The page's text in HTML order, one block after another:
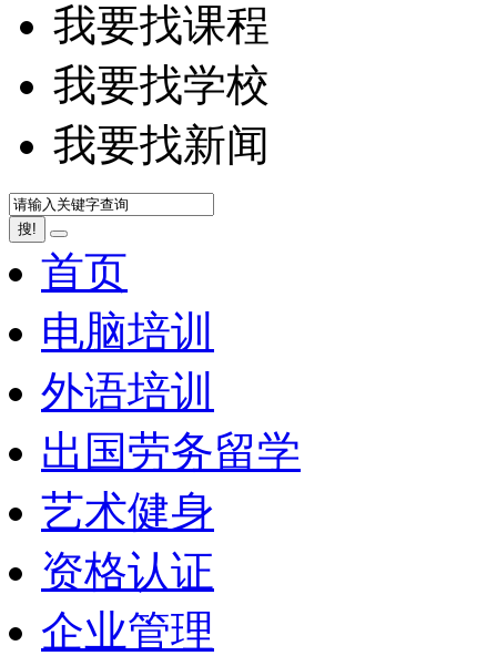
我要找课程
我要找学校
我要找新闻
搜!
首页
电脑培训
外语培训
出国劳务留学
艺术健身
资格认证
企业管理